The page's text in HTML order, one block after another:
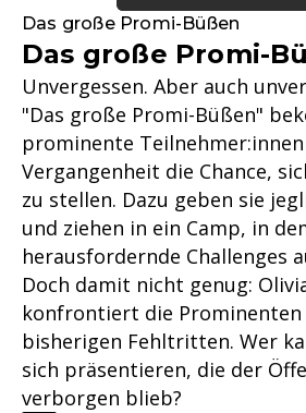
Das große Promi-Büßen
Das große Promi-
Unvergessen. Aber auch
"Das große Promi-Büßen"
prominente
Vergangenheit die Chance,
zu stellen. Dazu geben sie
und ziehen in ein Camp, in
herausfordernde Challenges
Doch damit nicht genug:
konfrontiert die
bisherigen Fehltritten. Wer
sich präsentieren, die der
verborgen blieb?